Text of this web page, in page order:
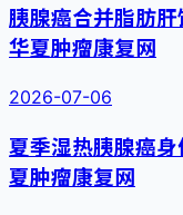
胰腺癌合并脂肪
华夏肿瘤康复网
2026-07-06
夏季湿热胰腺癌
夏肿瘤康复网